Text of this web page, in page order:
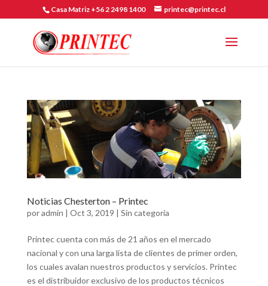
Casa Matriz +56 2 2498 1400 printec@printec.cl
Noticias Chesterton – Printec
poradmin | Oct 3, 2019 | Sin categoría
Printec cuenta con más de 21 años en el mercado
nacional y con una larga lista de clientes de primer orden,
los cuales avalan nuestros productos y servicios. Printec
es el distribuidor exclusivo de los productos técnicos